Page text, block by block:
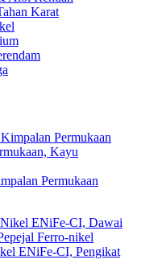
Karat
Permukaan
ENiFe-CI, Pengikat